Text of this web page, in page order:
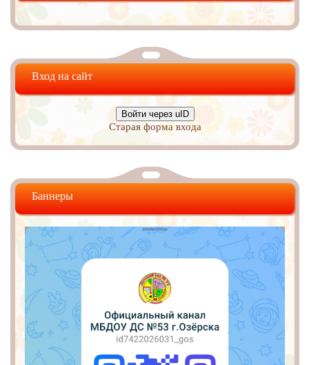
Вход на сайт
Войти через uID
Старая форма входа
Баннеры